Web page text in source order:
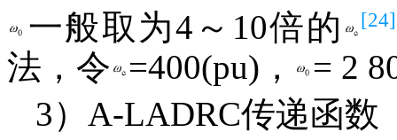
一般取为4～10倍的
[24]
法，令 =400(pu)，
= 2
3）A-LADRC传递函数